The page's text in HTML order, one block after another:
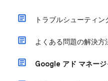
トラブルシューティン
よくある問題の解決方
Google アド マネー